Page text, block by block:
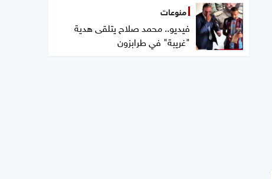
منوعات
فيديو.. محمد صلاح يتلقى هدية
"غريبة" في طرابزون